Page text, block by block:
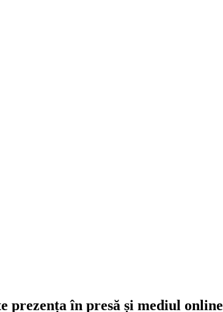
prezența în presă și mediul online